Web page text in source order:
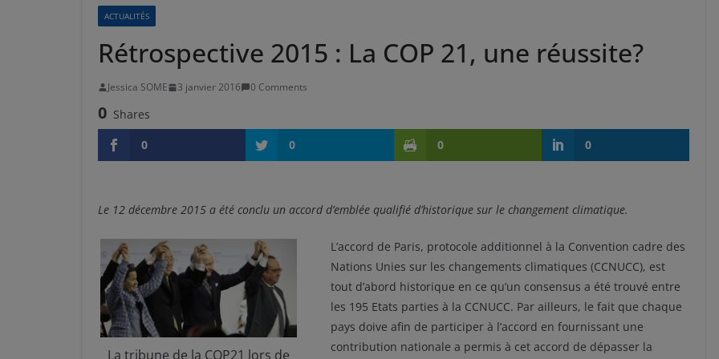
ACTUALITÉS
Rétrospective 2015 : La COP 21, une réussite?
Jessica SOME 3 janvier 2016 0 Comments
0 Shares
0
0 0 0
Le 12 décembre 2015 a été conclu un accord d’emblée qualifié d’historique sur le changement climatique.
La tribune de la COP21 lors de
L’accord de Paris, protocole additionnel à la Convention cadre des
Nations Unies sur les changements climatiques (CCNUCC), est
tout d’abord historique en ce qu’un consensus a été trouvé entre
les 195 Etats parties à la CCNUCC. Par ailleurs, le fait que chaque
pays doive afin de participer à l’accord en fournissant une
contribution nationale a permis à cet accord de dépasser la